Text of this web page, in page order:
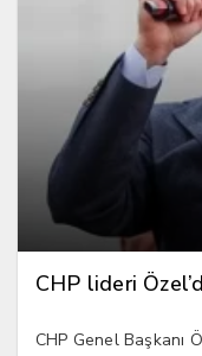
CHP lideri
CHP Genel Başkanı